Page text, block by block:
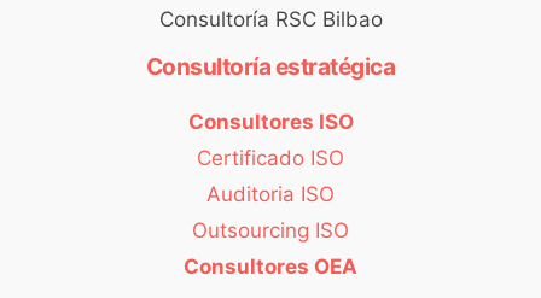
Consultoría RSC Bilbao
Consultoría estratégica
Consultores ISO
Certificado ISO
Auditoria ISO
Outsourcing ISO
Consultores OEA